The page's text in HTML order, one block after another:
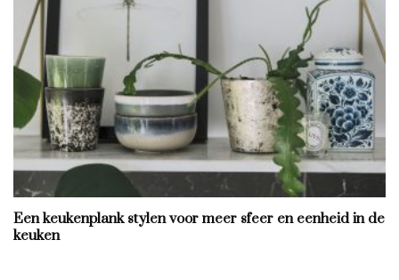
Een keukenplank stylen voor meer sfeer en eenheid in de
keuken